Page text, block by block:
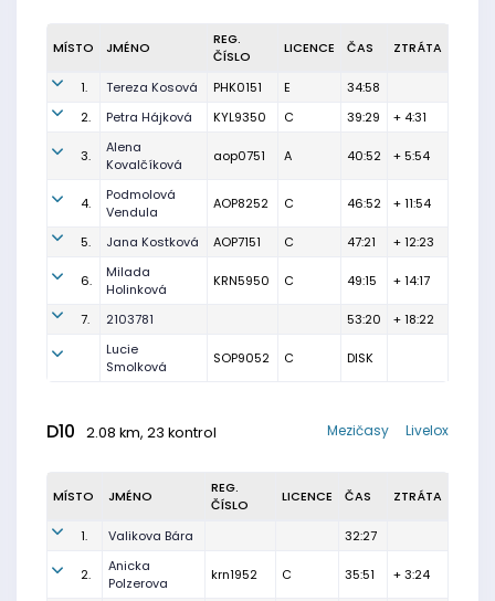
MÍSTO JMÉNO
REG.
ČÍSLO
LICENCE ČAS ZTRÁTA
1. Tereza Kosová PHK0151 E
34:58
2.
Petra Hájková KYL9350 C 39:29 + 4:31
3.
Alena
Kovalčíková
aop0751 A 40:52 + 5:54
4.
Podmolová
Vendula
AOP8252 C 46:52 + 11:54
5. Jana Kostková AOP7151 C 47:21 + 12:23
6.
Milada
Holinková
KRN5950 C 49:15 + 14:17
7. 2103781 53:20
+ 18:22
Lucie
Smolková
SOP9052 C DISK
D10 2.08 km, 23 kontrol Livelox
Mezičasy
MÍSTO JMÉNO
REG.
ČÍSLO
LICENCE ČAS ZTRÁTA
1. Valikova Bára 32:27
2.
Anicka
Polzerova
krn1952 C 35:51 + 3:24